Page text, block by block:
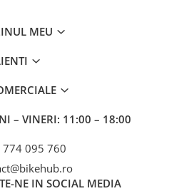
MEU
– VINERI: 11:00 – 18:00
774 095 760
NE IN SOCIAL MEDIA